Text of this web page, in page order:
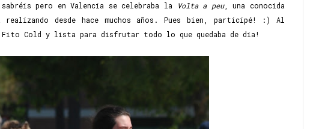
pero en Valencia se celebraba la
Volta a peu, una conocida
desde hace muchos años. Pues bien, participé! :) Al
Fito Cold y lista para disfrutar todo lo que quedaba de día!